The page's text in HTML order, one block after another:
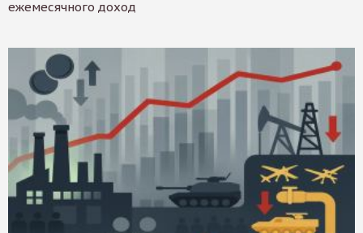
ежемесячного доход